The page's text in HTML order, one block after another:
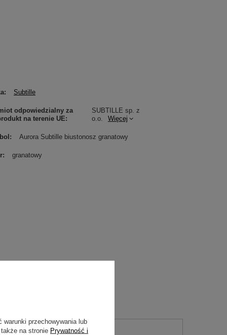
Subtille
odpowiedzialny za
na terenie UE
SUBTILLE sp. z
o.o.
Więcej
Aurora Subtille biustonosz granatowy
granatowy
warunki przechowywania lub
na stronie Prywatność i